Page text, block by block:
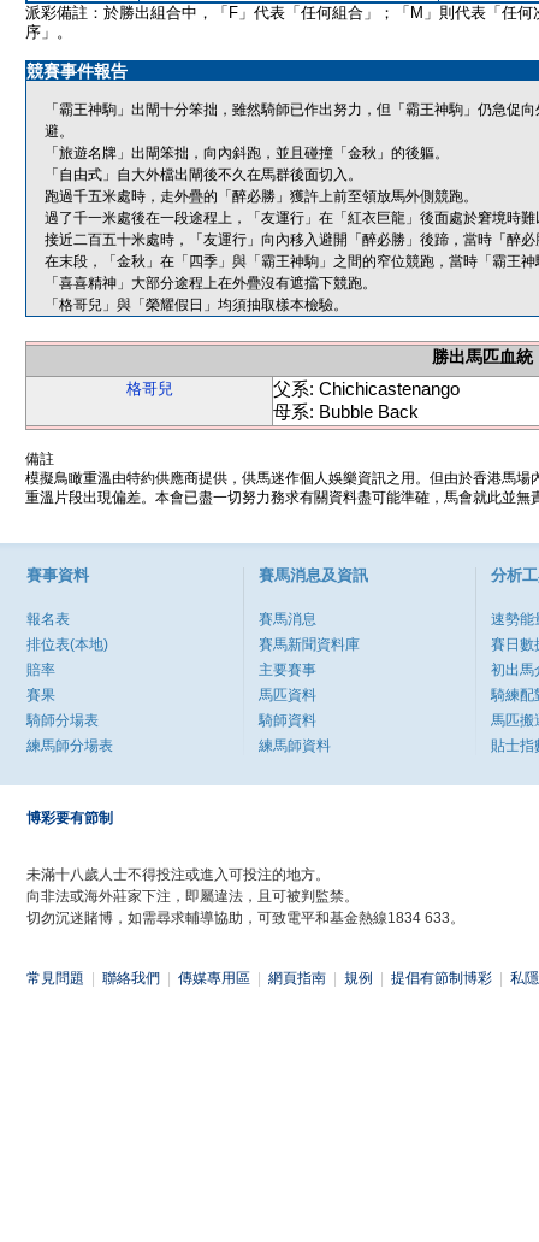
派彩備註：於勝出組合中，「F」代表「任何組合」；「M」則代表「任何
序」。
競賽事件報告
「霸王神駒」出閘十分笨拙，雖然騎師已作出努力，但「霸王神駒」仍急促
避。
「旅遊名牌」出閘笨拙，向內斜跑，並且碰撞「金秋」的後軀。
「自由式」自大外檔出閘後不久在馬群後面切入。
跑過千五米處時，走外疊的「醉必勝」獲許上前至領放馬外側競跑。
過了千一米處後在一段途程上，「友運行」在「紅衣巨龍」後面處於窘境時
接近二百五十米處時，「友運行」向內移入避開「醉必勝」後蹄，當時「醉
在末段，「金秋」在「四季」與「霸王神駒」之間的窄位競跑，當時「霸王
「喜喜精神」大部分途程上在外疊沒有遮擋下競跑。
「格哥兒」與「榮耀假日」均須抽取樣本檢驗。
勝出馬匹血統
格哥兒
父系: Chichicastenango
母系: Bubble Back
備註
模擬鳥瞰重溫由特約供應商提供，供馬迷作個人娛樂資訊之用。但由於香港馬
重溫片段出現偏差。本會已盡一切努力務求有關資料盡可能準確，馬會就此並
賽事資料
報名表
排位表(本地)
賠率
賽果
騎師分場表
練馬師分場表
賽馬消息及資訊
賽馬消息
賽馬新聞資料庫
主要賽事
馬匹資料
騎師資料
練馬師資料
分析
速勢能
賽日數
初出馬
騎練配
馬匹搬
貼士指
博彩要有節制
未滿十八歲人士不得投注或進入可投注的地方。
向非法或海外莊家下注，即屬違法，且可被判監禁。
切勿沉迷賭博，如需尋求輔導協助，可致電平和基金熱線1834 633。
常見問題 聯絡我們 傳媒專用區 網頁指南 規例 提倡有節制博彩 私